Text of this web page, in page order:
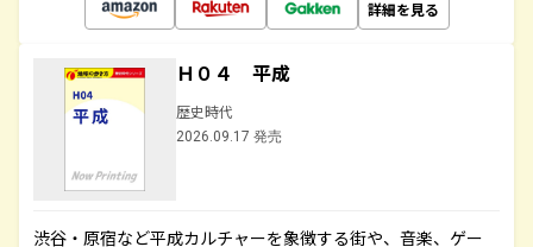
詳細を見る
Ｈ０４ 平成
歴史時代
2026.09.17 発売
渋谷・原宿など平成カルチャーを象徴する街や、音楽、ゲー